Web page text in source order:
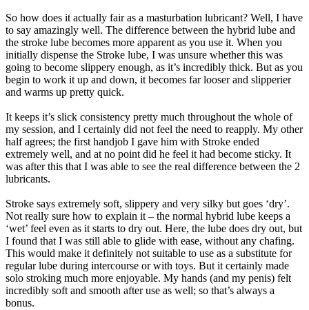
So how does it actually fair as a masturbation lubricant? Well, I have
to say amazingly well. The difference between the hybrid lube and
the stroke lube becomes more apparent as you use it. When you
initially dispense the Stroke lube, I was unsure whether this was
going to become slippery enough, as it’s incredibly thick. But as you
begin to work it up and down, it becomes far looser and slipperier
and warms up pretty quick.
It keeps it’s slick consistency pretty much throughout the whole of
my session, and I certainly did not feel the need to reapply. My other
half agrees; the first handjob I gave him with Stroke ended
extremely well, and at no point did he feel it had become sticky. It
was after this that I was able to see the real difference between the 2
lubricants.
Stroke says extremely soft, slippery and very silky but goes ‘dry’.
Not really sure how to explain it – the normal hybrid lube keeps a
‘wet’ feel even as it starts to dry out. Here, the lube does dry out, but
I found that I was still able to glide with ease, without any chafing.
This would make it definitely not suitable to use as a substitute for
regular lube during intercourse or with toys. But it certainly made
solo stroking much more enjoyable. My hands (and my penis) felt
incredibly soft and smooth after use as well; so that’s always a
bonus.